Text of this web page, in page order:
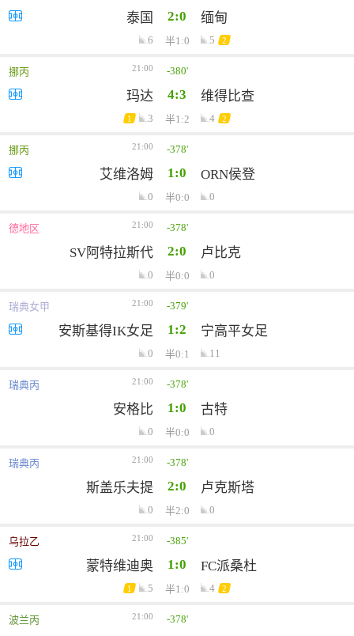
泰国 2:0 缅甸
6 半1:0 5 2
挪丙 21:00 -380'
玛达 4:3 维得比查
1 3 半1:2 4 2
挪丙 21:00 -378'
艾维洛姆 1:0 ORN侯登
0 半0:0 0
德地区 21:00 -378'
SV阿特拉斯代 2:0 卢比克
0 半0:0 0
瑞典女甲 21:00 -379'
安斯基得IK女足 1:2 宁高平女足
0 半0:1 11
瑞典丙 21:00 -378'
安格比 1:0 古特
0 半0:0 0
瑞典丙 21:00 -378'
斯盖乐夫提 2:0 卢克斯塔
0 半2:0 0
乌拉乙 21:00 -385'
蒙特维迪奥 1:0 FC派桑杜
1 5 半1:0 4 2
波兰丙 21:00 -378'